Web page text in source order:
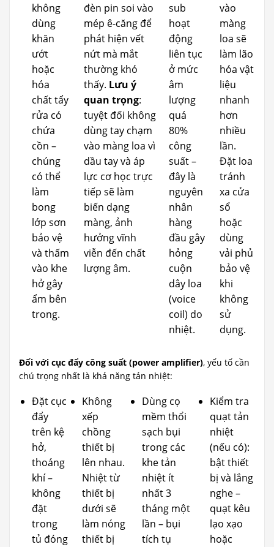
không
dùng
khăn
ướt
hoặc
hóa
chất tẩy
rửa có
chứa
cồn –
chúng
có thể
làm
bong
lớp sơn
bảo vệ
và thấm
vào khe
hở gây
ẩm bên
trong.
đèn pin soi vào
mép ê-căng để
phát hiện vết
nứt mà mắt
thường khó
thấy. Lưu ý
quan trọng:
tuyệt đối không
dùng tay chạm
vào màng loa vì
dầu tay và áp
lực cơ học trực
tiếp sẽ làm
biến dạng
màng, ảnh
hưởng vĩnh
viễn đến chất
lượng âm.
sub
hoạt
động
liên tục
ở mức
âm
lượng
quá
80%
công
suất –
đây là
nguyên
nhân
hàng
đầu gây
hỏng
cuộn
dây loa
(voice
coil) do
nhiệt.
vào
màng
loa sẽ
làm lão
hóa vật
liệu
nhanh
hơn
nhiều
lần.
Đặt loa
tránh
xa cửa
sổ
hoặc
dùng
vải phủ
bảo vệ
khi
không
sử
dụng.
Đối với cục đẩy công suất (power amplifier), yếu tố cần
chú trọng nhất là khả năng tản nhiệt:
Đặt cục
đẩy
trên kệ
hở,
thoáng
khí –
không
đặt
trong
tủ đóng
Không
xếp
chồng
thiết bị
lên nhau.
Nhiệt từ
thiết bị
dưới sẽ
làm nóng
thiết bị
Dùng cọ
mềm thổi
sạch bụi
trong các
khe tản
nhiệt ít
nhất 3
tháng một
lần – bụi
tích tụ
Kiểm tra
quạt tản
nhiệt
(nếu có):
bật thiết
bị và lắng
nghe –
quạt kêu
lạo xạo
hoặc